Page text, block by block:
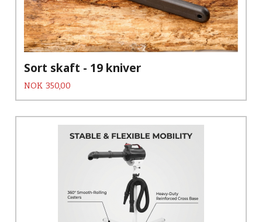
Sort skaft - 19 kniver
Pris
NOK 350,00